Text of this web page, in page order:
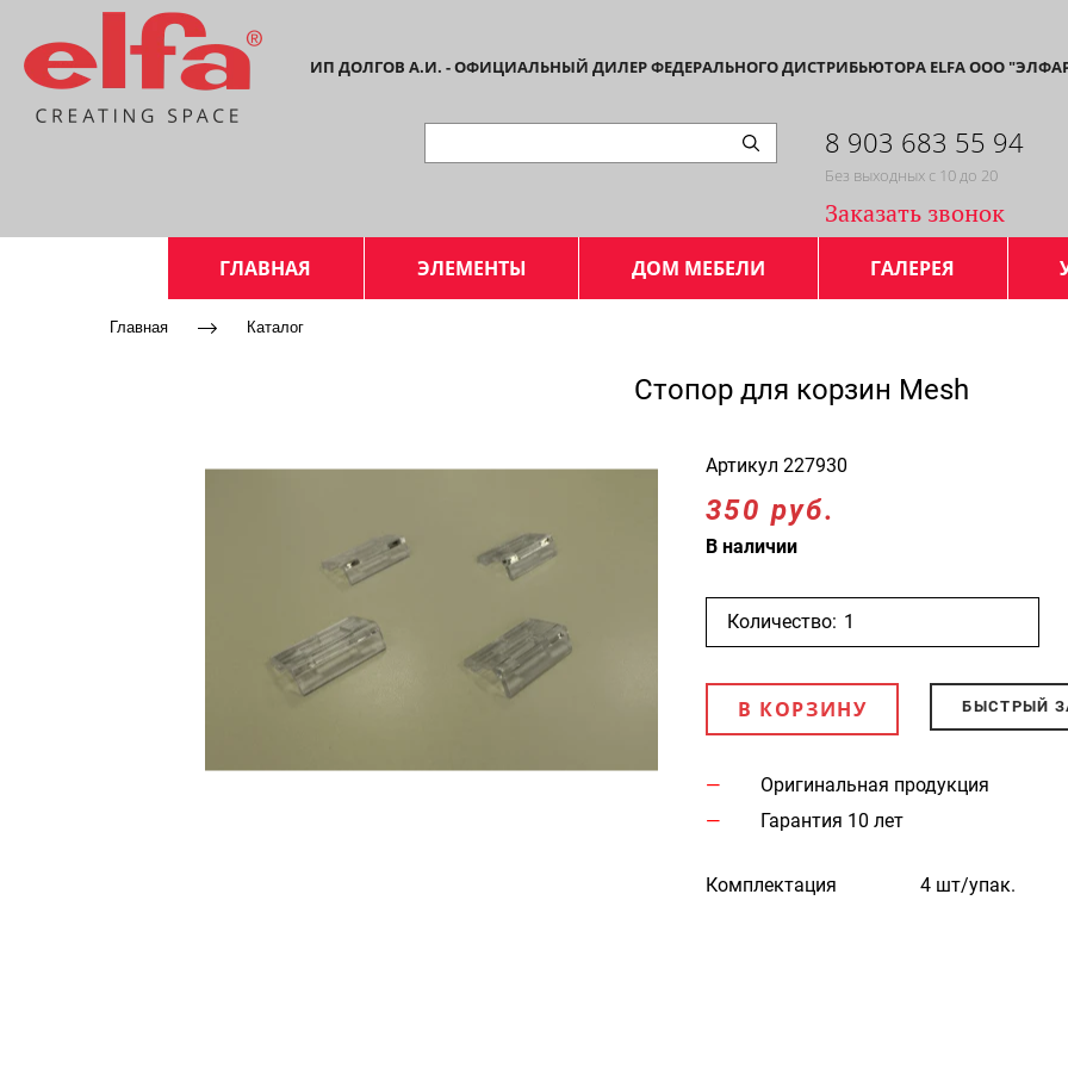
ИП ДОЛГОВ А.И. - ОФИЦИАЛЬНЫЙ ДИЛЕР ФЕДЕРАЛЬНОГО ДИСТРИБЬЮТОРА ELFA ООО
8 903 683 55 94
Без выходных с 10 до 20
Заказать звонок
ГЛАВНАЯ ЭЛЕМЕНТЫ ДОМ МЕБЕЛИ ГАЛЕРЕЯ
Главная Каталог
Стопор для корзин Mesh
Артикул 227930
350 руб.
В наличии
Количество:
В КОРЗИНУ БЫСТРЫЙ
Оригинальная продукция
Гарантия 10 лет
Комплектация 4 шт/упак.